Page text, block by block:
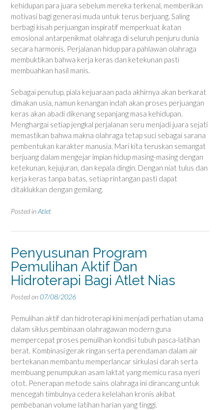
kehidupan para juara sebelum mereka terkenal, memberikan
motivasi bagi generasi muda untuk terus berjuang. Saling
berbagi kisah perjuangan inspiratif memperkuat ikatan
emosional antarpenikmat olahraga di seluruh penjuru dunia
secara harmonis. Perjalanan hidup para pahlawan olahraga
membuktikan bahwa kerja keras dan ketekunan pasti
membuahkan hasil manis.
Sebagai penutup, piala kejuaraan pada akhirnya akan berkarat
dimakan usia, namun kenangan indah akan proses perjuangan
keras akan abadi dikenang sepanjang masa kehidupan.
Menghargai setiap jengkal perjalanan seru menjadi juara sejati
memastikan bahwa makna olahraga tetap suci sebagai sarana
pembentukan karakter manusia. Mari kita teruskan semangat
berjuang dalam mengejar impian hidup masing-masing dengan
ketekunan, kejujuran, dan kepala dingin. Dengan niat tulus dan
kerja keras tanpa batas, setiap rintangan pasti dapat
ditaklukkan dengan gemilang.
Posted inAtlet
Penyusunan Program
Pemulihan Aktif Dan
Hidroterapi Bagi Atlet Nias
Posted on07/08/2026
Pemulihan aktif dan hidroterapi kini menjadi perhatian utama
dalam siklus pembinaan olahragawan modern guna
mempercepat proses pemulihan kondisi tubuh pasca-latihan
berat. Kombinasi gerak ringan serta perendaman dalam air
bertekanan membantu memperlancar sirkulasi darah serta
membuang penumpukan asam laktat yang memicu rasa nyeri
otot. Penerapan metode sains olahraga ini dirancang untuk
mencegah timbulnya cedera kelelahan kronis akibat
pembebanan volume latihan harian yang tinggi.